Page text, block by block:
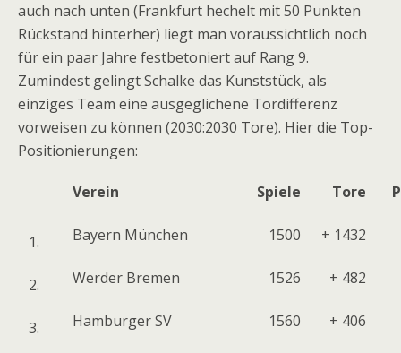
auch nach unten (Frankfurt hechelt mit 50 Punkten
Rückstand hinterher) liegt man voraussichtlich noch
für ein paar Jahre festbetoniert auf Rang 9.
Zumindest gelingt Schalke das Kunststück, als
einziges Team eine ausgeglichene Tordifferenz
vorweisen zu können (2030:2030 Tore). Hier die Top-
Positionierungen:
Verein Spiele Tore
1. Bayern München 1500 + 1432
2. Werder Bremen 1526 + 482
3. Hamburger SV 1560 + 406